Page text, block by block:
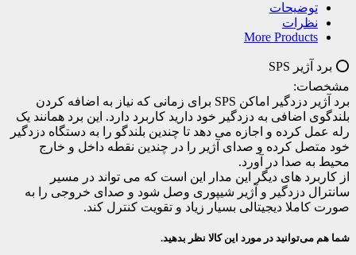
توضیحات
نظرات
More Products
⭕️ برد آژیر SPS
مشخصات:
برد آژیر دزدگیر اماکن SPS برای زمانی که نیاز به اضافه کردن
بلندگوی اضافی به دزدگیر خود دارید کاربرد دارد. این برد همانند یک
رله عمل کرده و اجازه می دهد تا چندین بلندگو را به دستگاه دزدگیر
خود متصل کرده و صدای آژیر را در چندین نقطه داخل و خارج
محیط به صدا در آورد.
از کاربرد های دیگر این مدار این است که می تواند در مسیر
سانترال دزدگیر و آژیر شیپوری وصل شود و صدای خروجی را به
صورت کاملا دیجیتالی بسیار زیاد و تقویت کنترل کند.
شما هم می‌توانید در مورد این کالا نظر بدهید.